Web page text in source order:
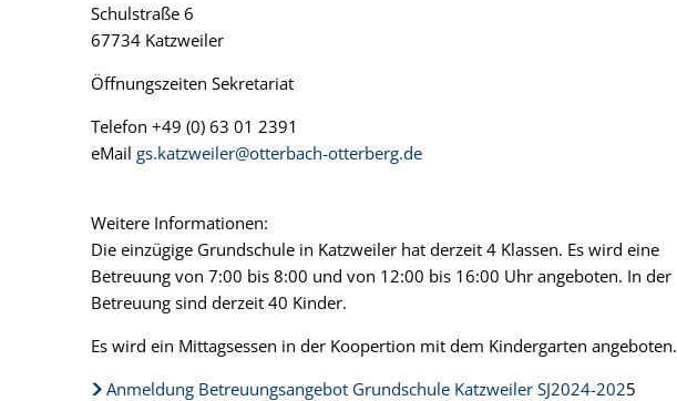
Schulstraße 6
67734 Katzweiler
Öffnungszeiten Sekretariat
Telefon +49 (0) 63 01 2391
eMail gs.katzweiler@otterbach-otterberg.de
Weitere Informationen:
Die einzügige Grundschule in Katzweiler hat derzeit 4 Klassen. Es wird eine
Betreuung von 7:00 bis 8:00 und von 12:00 bis 16:00 Uhr angeboten. In der
Betreuung sind derzeit 40 Kinder.
Es wird ein Mittagsessen in der Koopertion mit dem Kindergarten angeboten.
Anmeldung Betreuungsangebot Grundschule Katzweiler SJ2024-2025